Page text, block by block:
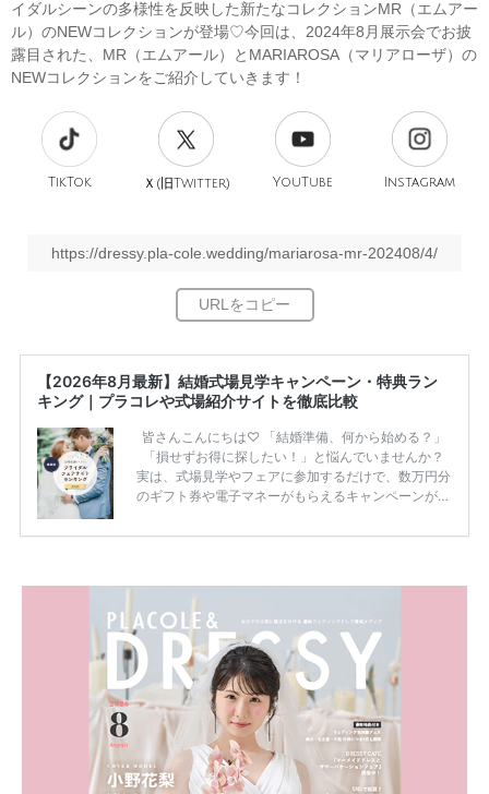
イダルシーンの多様性を反映した新たなコレクションMR（エムアー
ル）のNEWコレクションが登場♡今回は、2024年8月展示会でお披
露目された、MR（エムアール）とMARIAROSA（マリアローザ）の
NEWコレクションをご紹介していきます！
TikTok Ｘ(旧Twitter) YouTube Instagram
https://dressy.pla-cole.wedding/mariarosa-mr-202408/4/
【2026年8月最新】結婚式場見学キャンペーン・特典ラン
キング｜プラコレや式場紹介サイトを徹底比較
皆さんこんにちは♡ 「結婚準備、何から始める？」
「損せずお得に探したい！」と悩んでいませんか？
実は、式場見学やフェアに参加するだけで、数万円分
のギフト券や電子マネーがもらえるキャンペーンがあ
ため、比較せずに選ぶと損をしてしまうことも……。
内容：特典金額・条件・応募方法・注意点 「どこが
一番お得？」「プラコレの特典は？」といった疑問も
解決します。 まずは診断で候補を絞れる「ウェディ
ング診断」か、体験型 […]
続きを読む